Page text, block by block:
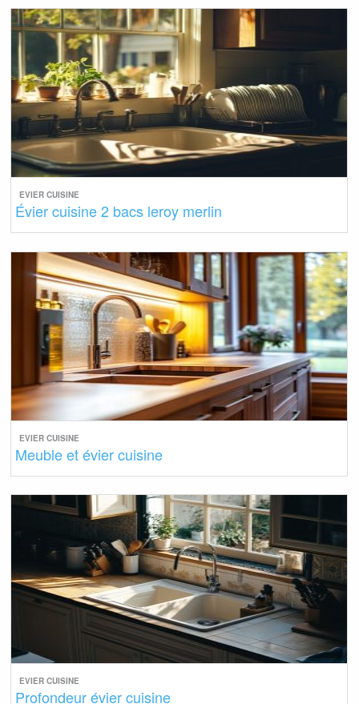
EVIER CUISINE
Évier cuisine 2 bacs leroy merlin
EVIER CUISINE
Meuble et évier cuisine
EVIER CUISINE
Profondeur évier cuisine